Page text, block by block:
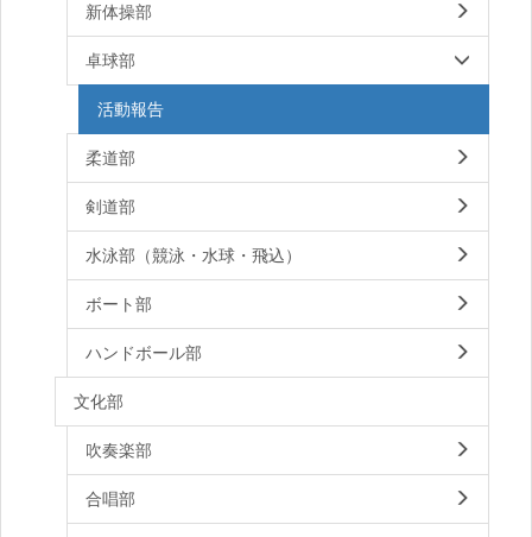
新体操部
卓球部
活動報告
柔道部
剣道部
水泳部（競泳・水球・飛込）
ボート部
ハンドボール部
文化部
吹奏楽部
合唱部